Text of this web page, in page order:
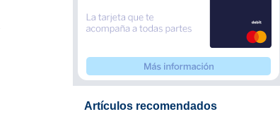
Artículos recomendados